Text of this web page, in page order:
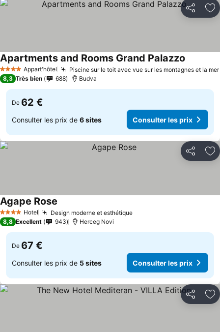
Partager
4 Étoiles Appart'hôtel Piscine sur le toit avec vue sur les montagnes et la mer
Apartments and Rooms Grand Palazzo
8,3 Très bien 688 Budva
De 62 €
Consulter les prix de 6 sites Consulter les prix
Partager
4 Étoiles Hotel Design moderne et esthétique
Agape Rose
8,8 Excellent 943 Herceg Novi
De 67 €
Consulter les prix de 5 sites Consulter les prix
Partager